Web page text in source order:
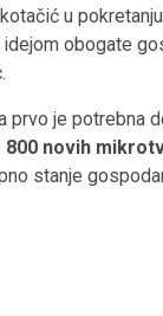
u
obogate
je potrebna
800 novih
stanje